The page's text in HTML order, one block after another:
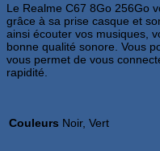
Le Realme C67 8Go 256Go
grâce à sa prise casque et
ainsi écouter vos musiques,
bonne qualité sonore. Vous
vous permet de vous
rapidité.
Couleurs Noir, Vert